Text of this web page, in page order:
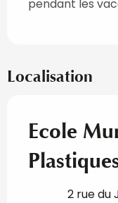
pendant les
Localisation
Ecole
2 rue du